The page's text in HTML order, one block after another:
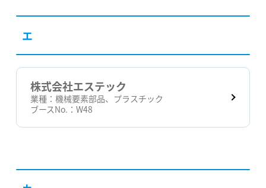
エ
株式会社エステック
業種：機械要素部品、プラスチック
ブースNo.：W48